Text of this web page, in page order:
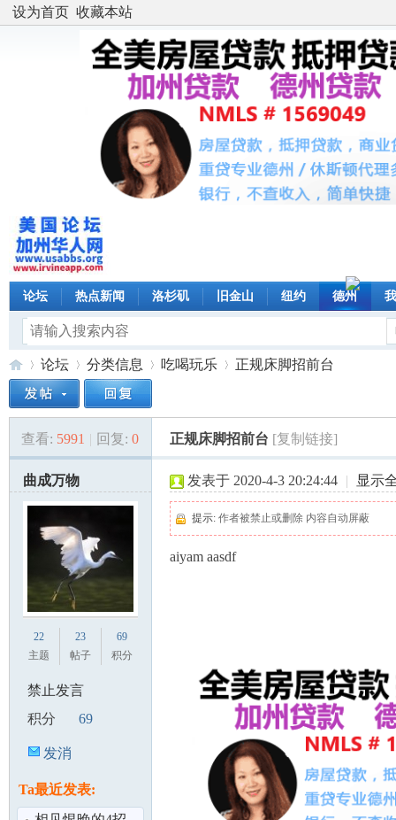
设为首页 收藏本站
论坛 热点新闻 洛杉矶 旧金山 纽约 德州
美
论
»
论坛
›
分类信息 吃喝玩乐
›
正规床脚招前台
查看: 5991 | 回复: 0 正规床脚招前台 [复制链接]
曲成万物
22
主题
23
帖子
69
积分
禁止发言
积分
69
发消
Ta最近发表:
发表于 2020-4-3 20:24:44 | 显示
提示: 作者被禁止或删除 内容自动屏蔽
aiyam aasdf